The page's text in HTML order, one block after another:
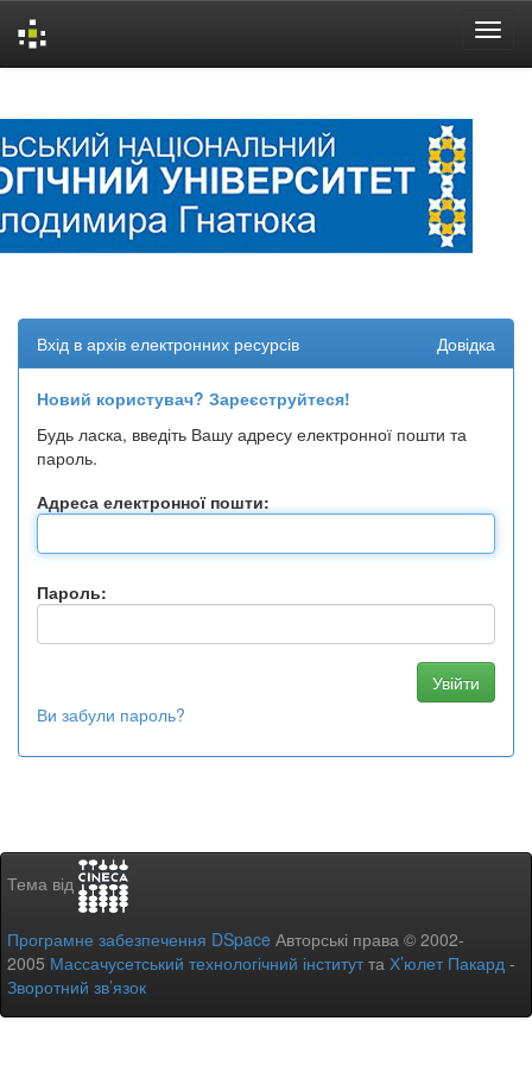
Вхід в архів електронних ресурсів Довідка
Новий користувач? Зареєструйтеся!
Будь ласка, введіть Вашу адресу електронної пошти та
пароль.
Адреса електронної пошти:
Пароль:
Ви забули пароль?
Тема від
Програмне забезпечення DSpace Авторські права © 2002-
2005 Массачусетський технологічний інститутта Х’юлет Пакард -
Зворотний зв’язок